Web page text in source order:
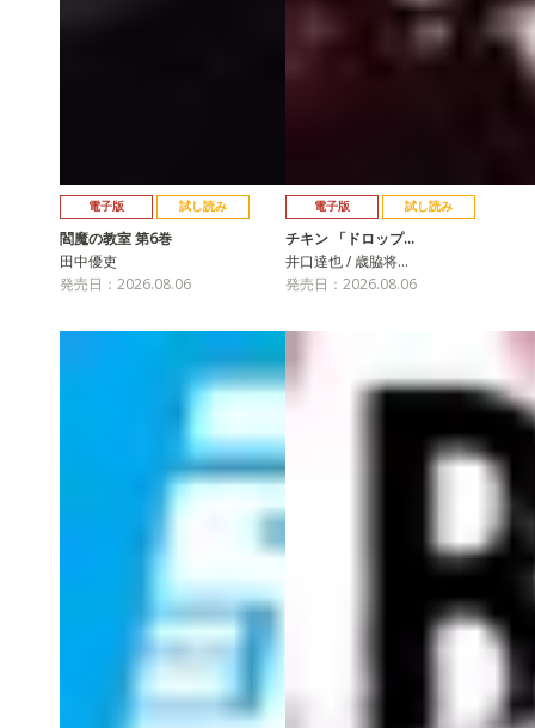
電子版 試し読み
閻魔の教室 第6巻
田中優吏
発売日：2026.08.06
電子版 試し読み
チキン 「ドロップ…
井口達也 / 歳脇将…
発売日：2026.08.06